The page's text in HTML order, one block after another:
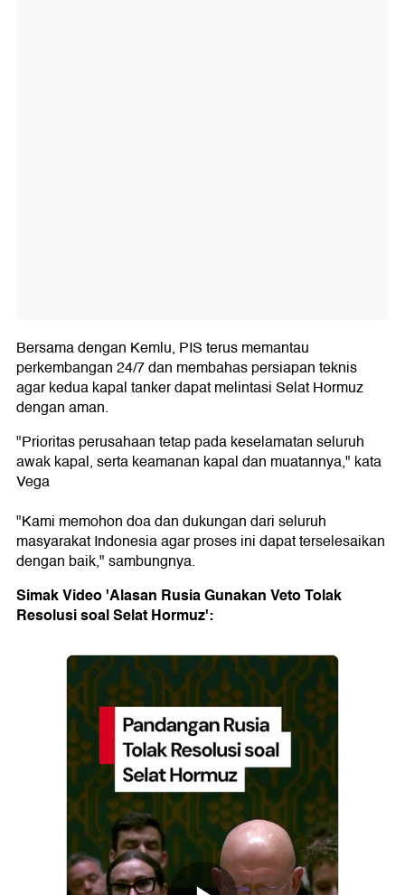
Bersama dengan Kemlu, PIS terus memantau
perkembangan 24/7 dan membahas persiapan teknis
agar kedua kapal tanker dapat melintasi Selat Hormuz
dengan aman.
"Prioritas perusahaan tetap pada keselamatan seluruh
awak kapal, serta keamanan kapal dan muatannya," kata
Vega
"Kami memohon doa dan dukungan dari seluruh
masyarakat Indonesia agar proses ini dapat terselesaikan
dengan baik," sambungnya.
Simak Video 'Alasan Rusia Gunakan Veto Tolak
Resolusi soal Selat Hormuz':